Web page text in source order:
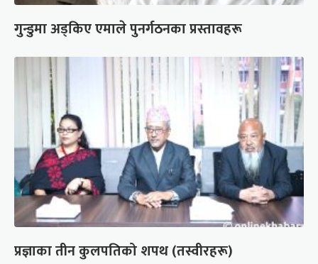
गुन्डुमा अड्किए एमाले पुनर्गठनका प्रस्तावहरू
प्रज्ञाका तीन कुलपतिको शपथ (तस्वीरहरू)